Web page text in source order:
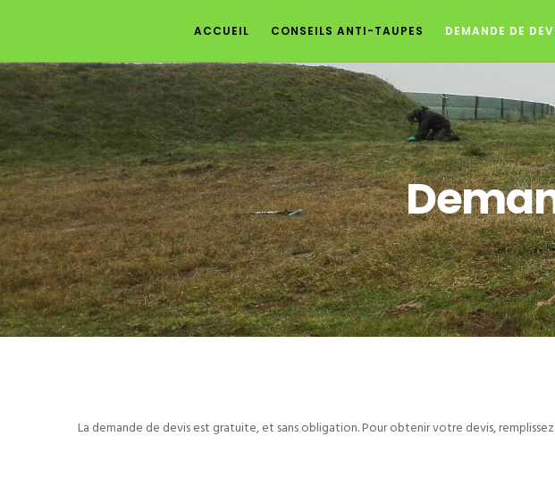
ACCUEIL CONSEILS ANTI-TAUPES DEMANDE DE
La demande de devis est gratuite, et sans obligation. Pour obtenir votre devis,